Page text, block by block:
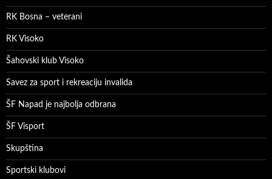
RK Bosna – veterani
RK Visoko
Šahovski klub Visoko
Savez za sport i rekreaciju invalida
ŠF Napad je najbolja odbrana
ŠF Visport
Skupština
Sportski klubovi